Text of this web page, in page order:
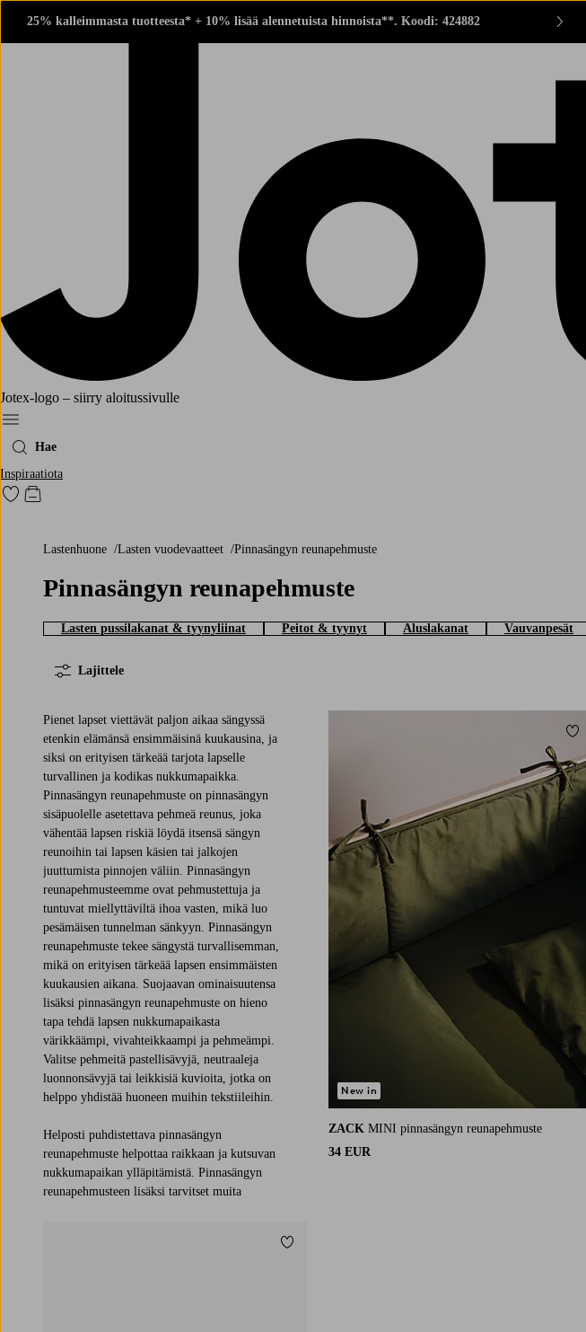
25% kalleimmasta tuotteesta* + 10% lisää alennetuista hinnoista**. Koodi: 424882
Jotex-logo – siirry aloitussivulle
Menu
Hae
Inspiraatiota
Siirry merkittyihin suosikkituotteisiin
Siirry ostoskoriin
Lastenhuone Lasten vuodevaatteet Pinnasängyn reunapehmuste
Pinnasängyn reunapehmuste
Lasten pussilakanat & tyynyliinat Peitot & tyynyt Aluslakanat Vauvanpesät
Lajittele
Pienet lapset viettävät paljon aikaa sängyssä
etenkin elämänsä ensimmäisinä kuukausina, ja
siksi on erityisen tärkeää tarjota lapselle
turvallinen ja kodikas nukkumapaikka.
Pinnasängyn reunapehmuste on pinnasängyn
sisäpuolelle asetettava pehmeä reunus, joka
vähentää lapsen riskiä löydä itsensä sängyn
reunoihin tai lapsen käsien tai jalkojen
juuttumista pinnojen väliin. Pinnasängyn
reunapehmusteemme ovat pehmustettuja ja
tuntuvat miellyttäviltä ihoa vasten, mikä luo
pesämäisen tunnelman sänkyyn. Pinnasängyn
reunapehmuste tekee sängystä turvallisemman,
mikä on erityisen tärkeää lapsen ensimmäisten
kuukausien aikana. Suojaavan ominaisuutensa
lisäksi pinnasängyn reunapehmuste on hieno
tapa tehdä lapsen nukkumapaikasta
värikkäämpi, vivahteikkaampi ja pehmeämpi.
Valitse pehmeitä pastellisävyjä, neutraaleja
luonnonsävyjä tai leikkisiä kuvioita, jotka on
helppo yhdistää huoneen muihin tekstiileihin.
Helposti puhdistettava pinnasängyn
reunapehmuste helpottaa raikkaan ja kutsuvan
nukkumapaikan ylläpitämistä. Pinnasängyn
reunapehmusteen lisäksi tarvitset muita
ZACK MINI pinnasängyn reunapehmuste
34 EUR
New in
Lisää suosikkeihin